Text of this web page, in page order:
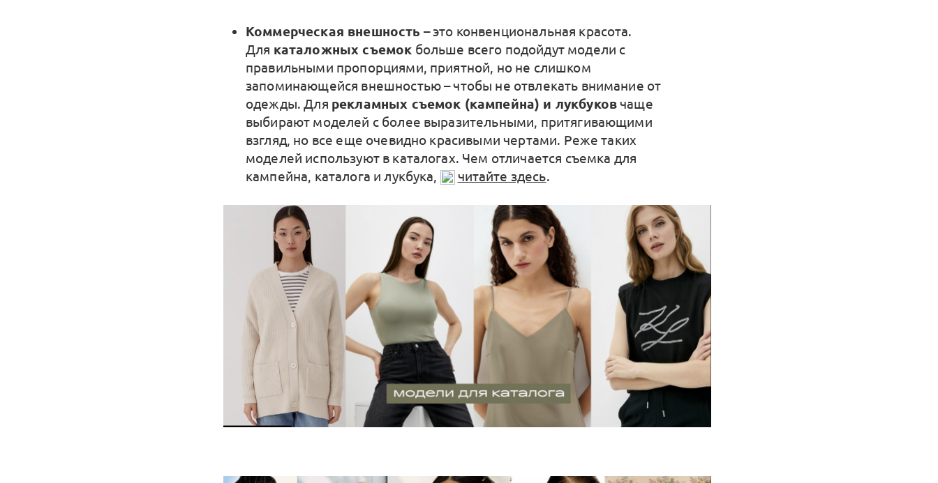
Коммерческая внешность – это конвенциональная красота.
Для каталожных съемок больше всего подойдут модели с
правильными пропорциями, приятной, но не слишком
запоминающейся внешностью – чтобы не отвлекать внимание от
одежды. Для рекламных съемок (кампейна) и лукбуковчаще
выбирают моделей с более выразительными, притягивающими
взгляд, но все еще очевидно красивыми чертами. Реже таких
моделей используют в каталогах. Чем отличается съемка для
кампейна, каталога и лукбука,
читайте здесь.